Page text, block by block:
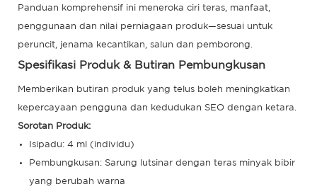
Panduan komprehensif ini meneroka ciri teras, manfaat,
penggunaan dan nilai perniagaan produk—sesuai untuk
peruncit, jenama kecantikan, salun dan pemborong.
Spesifikasi Produk & Butiran Pembungkusan
Memberikan butiran produk yang telus boleh meningkatkan
kepercayaan pengguna dan kedudukan SEO dengan ketara.
Sorotan Produk:
Isipadu: 4 ml (individu)
Pembungkusan: Sarung lutsinar dengan teras minyak bibir
yang berubah warna